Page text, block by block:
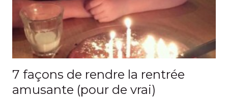
7 façons de rendre la rentrée
amusante (pour de vrai)